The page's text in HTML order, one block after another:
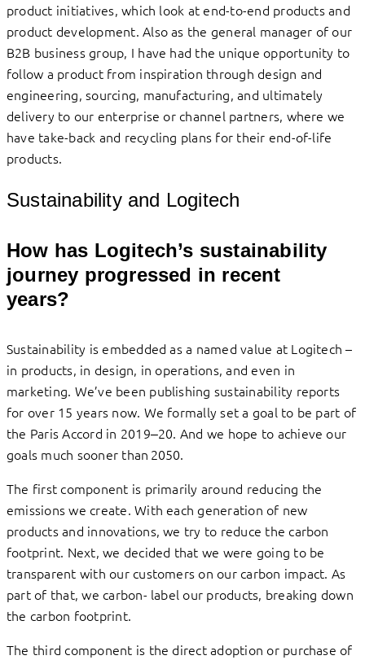
product initiatives, which look at end-to-end products and
product development.​ Also as the general manager of our
B2B business group, I have had the unique opportunity to
follow a product from inspiration through design and
engineering, sourcing, manufacturing, and ultimately
delivery to our enterprise or channel partners, where we
have take-back and recycling plans for their end-of-life
products.​​
Sustainability and Logitech
How has Logitech’s sustainability
journey progressed in recent
years?
Sustainability is ​embedded as ​a​ named​ ​​value at Logitech –
in products, in design, in operations, and even in
marketing. We’ve been publishing sustainability reports
for over 15 years now. We formally set a goal to be part of
the Paris Accord in 2019‒20​​​​. ​A​nd we hope to achieve our ​​
goals much sooner than 2050.
​​The first component is primarily around reducing the
emissions we create. ​With each generation of new
products and innovations, we try to reduce the carbon
footprint. ​Next, we decided that we were going to be
transparent with our customers on our carbon impact. As
part of that, we​​ ​carbon- label our products, breaking down
the carbon footprint.
​​​​​​​The third component is the direct adoption or purchase of